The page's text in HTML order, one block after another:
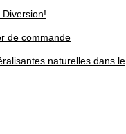
de commande
naturelles dans le